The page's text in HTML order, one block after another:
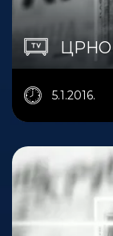
ЦРНО
5.1.2016.